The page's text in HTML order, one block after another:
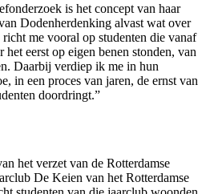
is het concept van haar
Dodenherdenking alvast wat over
me vooral op studenten die vanaf
eerst op eigen benen stonden, van
Daarbij verdiep ik me in hun
in een proces van jaren, de ernst van
doordringt.”
het verzet van de Rotterdamse
De Keien van het Rotterdamse